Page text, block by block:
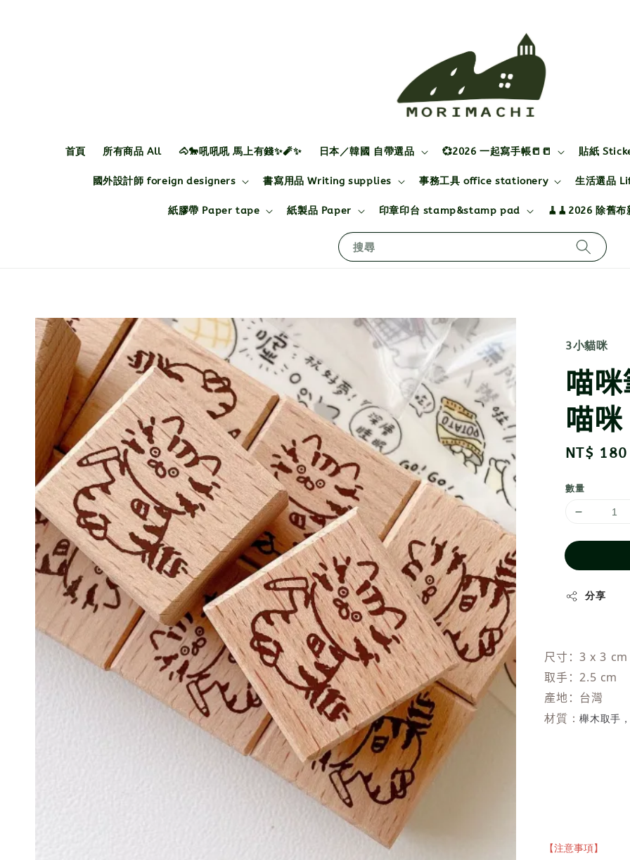
搜尋
首頁 所有商品 All 🐴🐎吼吼吼 馬上有錢✨🧨✨ 日本／韓國 自帶選品 💞2026 一起寫手帳📒📒 貼紙
國外設計師 foreign designers 書寫用品 Writing supplies 事務工具 office stationery 生活選品
紙膠帶 Paper tape 紙製品 Paper 印章印台 stamp&stamp pad 🧹🧹2026 除舊布
3小貓咪
喵
喵咪
Regular
NT$ 180
數量
分享
尺寸：3 x 3 cm
取手：2.5 cm
產地：台灣
材質：櫸木取手
【注意事項】